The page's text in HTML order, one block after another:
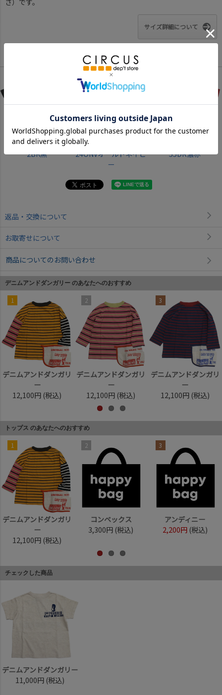
さ）です。
サイズ詳細について
2BK黒
24ONVオールドネイビ
ー
55DR濃赤
返品・交換について
お取寄せについて
商品についてのお問い合わせ
デニムアンドダンガリー のあなたへのおすすめ
1
デニムアンドダンガリ
ー
12,100円 (税込)
2
デニムアンドダンガリ
ー
12,100円 (税込)
3
デニムアンドダンガリ
ー
12,100円 (税込)
トップス のあなたへのおすすめ
1
デニムアンドダンガリ
ー
12,100円 (税込)
2
コンベックス
3,300円 (税込)
3
アンディニー
2,200円 (税込)
チェックした商品
デニムアンドダンガリー
11,000円 (税込)